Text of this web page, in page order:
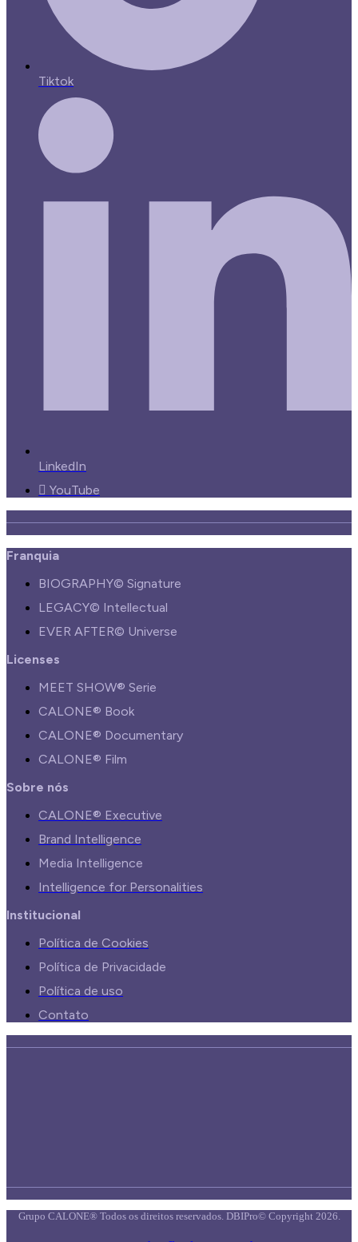
Tiktok
LinkedIn
YouTube
Franquia
BIOGRAPHY© Signature
LEGACY© Intellectual
EVER AFTER© Universe
Licenses
MEET SHOW® Serie
CALONE® Book
CALONE® Documentary
CALONE® Film
Sobre nós
CALONE® Executive
Brand Intelligence
Media Intelligence
Intelligence for Personalities
Institucional
Política de Cookies
Política de Privacidade
Política de uso
Contato
Grupo CALONE® Todos os direitos reservados. DBIPro© Copyright 2026.